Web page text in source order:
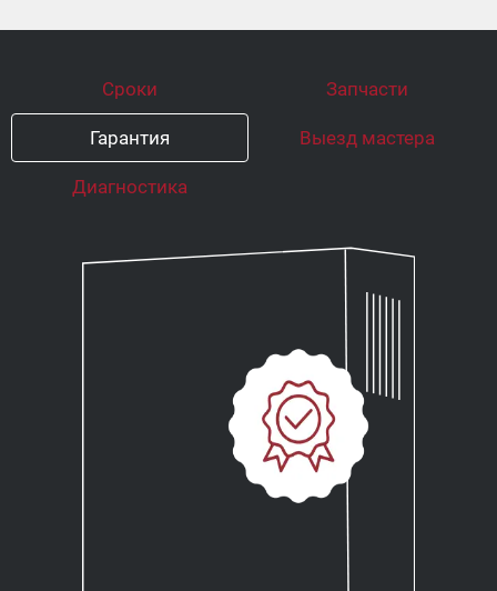
Сроки Запчасти
Гарантия Выезд мастера
Диагностика